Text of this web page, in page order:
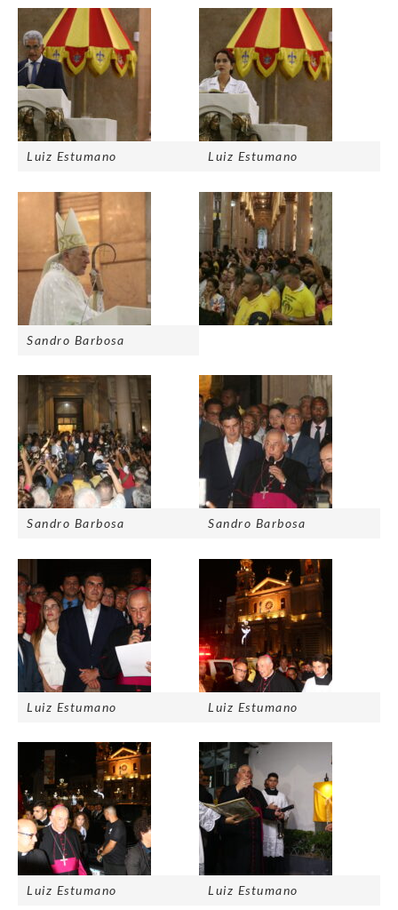
Luiz Estumano Luiz Estumano
Sandro Barbosa
Sandro Barbosa Sandro Barbosa
Luiz Estumano Luiz Estumano
Luiz Estumano Luiz Estumano